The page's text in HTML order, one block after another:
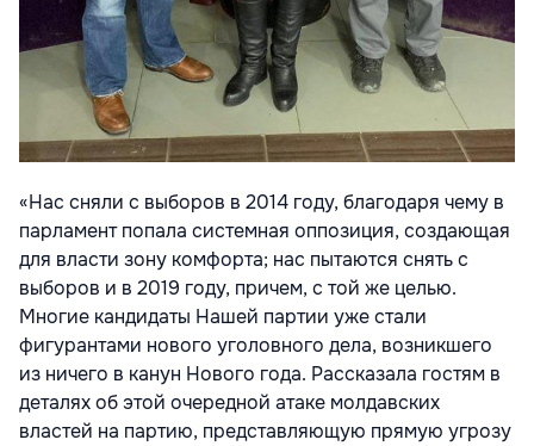
«Нас сняли с выборов в 2014 году, благодаря чему в
парламент попала системная оппозиция, создающая
для власти зону комфорта; нас пытаются снять с
выборов и в 2019 году, причем, с той же целью.
Многие кандидаты Нашей партии уже стали
фигурантами нового уголовного дела, возникшего
из ничего в канун Нового года. Рассказала гостям в
деталях об этой очередной атаке молдавских
властей на партию, представляющую прямую угрозу